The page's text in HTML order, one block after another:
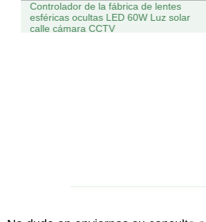
Controlador de la fábrica de lentes
esféricas ocultas LED 60W Luz solar
calle cámara CCTV